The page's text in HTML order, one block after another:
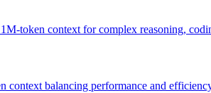
token context for complex reasoning,
balancing performance and